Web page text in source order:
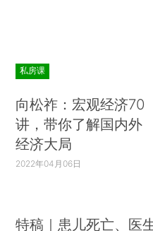
私房课
向松祚：宏观经济70
讲，带你了解国内外
经济大局
2022年04月06日
特稿｜患儿死亡、医